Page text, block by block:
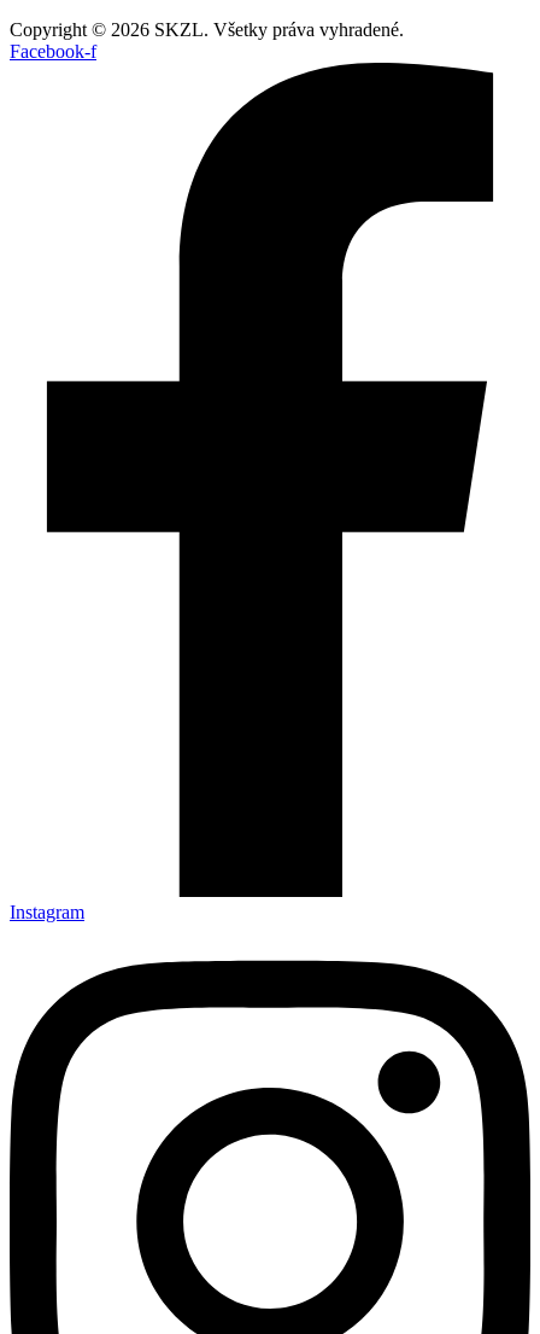
Copyright © 2026 SKZL. Všetky práva vyhradené.
Facebook-f
Instagram